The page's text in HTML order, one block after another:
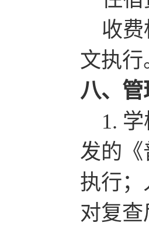
收
文执行
八、
1.
发的
执行
对复